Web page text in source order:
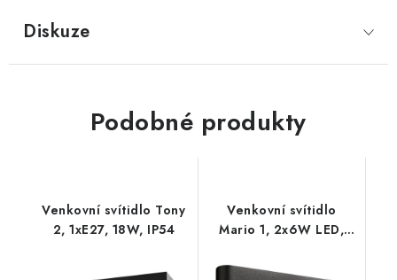
Diskuze
Podobné produkty
Venkovní svítidlo Tony
2, 1xE27, 18W, IP54
Venkovní svítidlo
Mario 1, 2x6W LED,